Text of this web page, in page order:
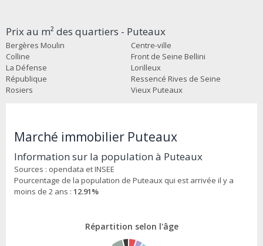
Prix au m² des quartiers - Puteaux
Bergères Moulin
Centre-ville
Colline
Front de Seine Bellini
La Défense
Lorilleux
République
Ressencé Rives de Seine
Rosiers
Vieux Puteaux
Marché immobilier Puteaux
Information sur la population à Puteaux
Sources : opendata et INSEE
Pourcentage de la population de Puteaux qui est arrivée il y a
moins de 2 ans : 12.91%
Répartition selon l'âge